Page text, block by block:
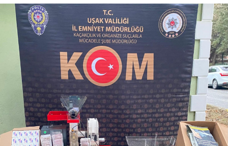
WhatsApp İhbar
Facebook
DİĞER